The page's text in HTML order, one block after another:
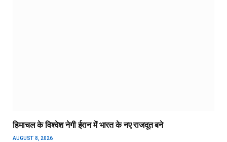
हिमाचल के विश्वेश नेगी ईरान में भारत के नए राजदूत बने
AUGUST 8, 2026